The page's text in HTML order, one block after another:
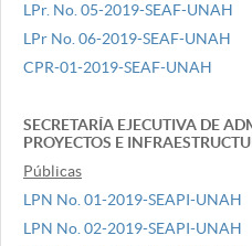
LPr. No. 05-2019-SEAF-UNAH
LPr No. 06-2019-SEAF-UNAH
CPR-01-2019-SEAF-UNAH
SECRETARÍA EJECUTIVA DE
PROYECTOS E
Públicas
LPN No. 01-2019-SEAPI-UNAH
LPN No. 02-2019-SEAPI-UNAH